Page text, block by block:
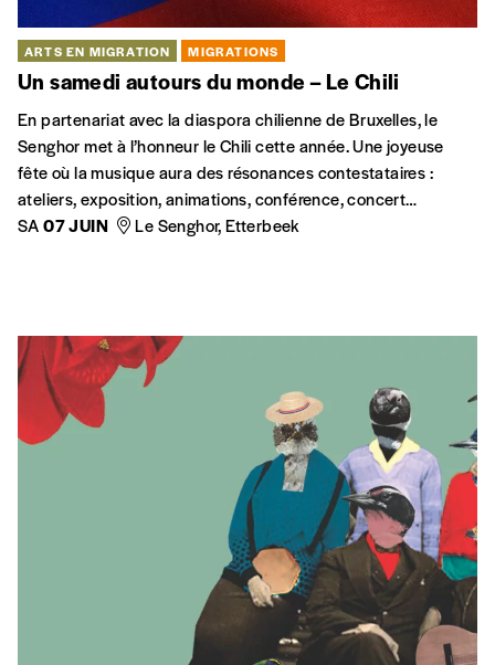
ARTS EN MIGRATION MIGRATIONS
Un samedi autours du monde – Le Chili
En partenariat avec la diaspora chilienne de Bruxelles, le
Senghor met à l’honneur le Chili cette année. Une joyeuse
fête où la musique aura des résonances contestataires :
ateliers, exposition, animations, conférence, concert…
SA07 JUIN Le Senghor, Etterbeek